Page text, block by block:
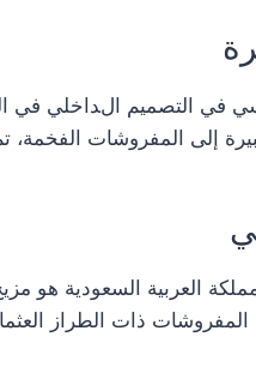
في التصميم الداخلي في
إلى المفروشات الفخمة،
العربية السعودية هو
ذات الطراز